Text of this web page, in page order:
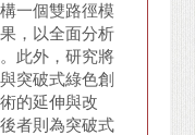
一個雙路徑模
，以全面分析
此外，研究將
突破式綠色創
的延伸與改
者則為突破式